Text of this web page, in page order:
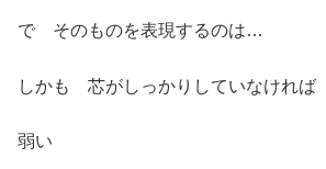
で そのものを表現するのは…
しかも 芯がしっかりしていなければ
弱い